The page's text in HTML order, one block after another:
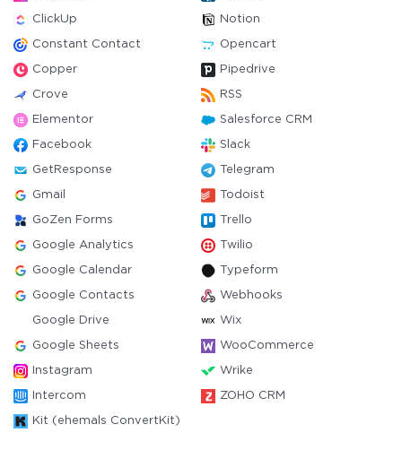
ClickUp Notion
Constant Contact Opencart
Copper Pipedrive
Crove RSS
Elementor Salesforce CRM
Facebook Slack
GetResponse Telegram
Gmail Todoist
GoZen Forms Trello
Google Analytics Twilio
Google Calendar Typeform
Google Contacts Webhooks
Google Drive Wix
Google Sheets WooCommerce
Instagram Wrike
Intercom ZOHO CRM
Kit (ehemals ConvertKit)